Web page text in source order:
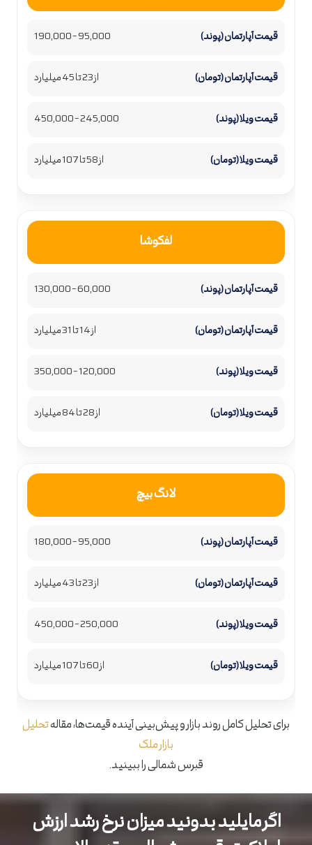
95,000 – 190,000
از 23 تا 45 میلیارد
245,000 – 450,000
از 58 تا 107 میلیارد
لفکوشا
60,000 – 130,000
از 14 تا 31 میلیارد
120,000 – 350,000
از 28 تا 84 میلیارد
لانگ بیچ
95,000 – 180,000
از 23 تا 43 میلیارد
250,000 – 450,000
از 60 تا 107 میلیارد
برای تحلیل کامل روند بازار و پیش‌بینی آینده قیمت‌ها، مقالهتحلیل
بازار ملک
قبرس شمالی را ببینید.
اگر مایلید بدونید میزان نرخ رشد ارزش